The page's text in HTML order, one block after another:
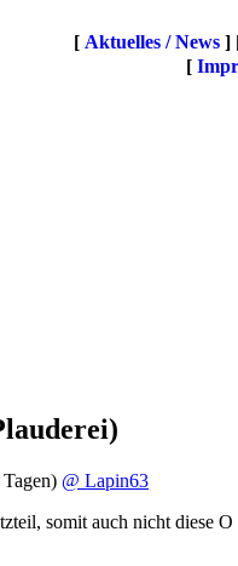
[ Aktuelles / News ]
[
@ Lapin63
somit auch nicht diese